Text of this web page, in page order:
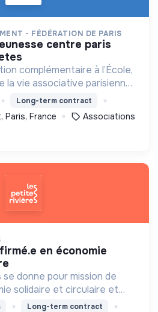
- FÉDÉRATION DE PARIS
complémentaire à l’École,
la vie associative parisienne,
culture, au sport et à des
loisirs de qualité et l’engagement des jeunes.
Long-term contract
Paris, France Associations
donne pour mission de
solidaire et circulaire et
territoriales à impact
Long-term contract